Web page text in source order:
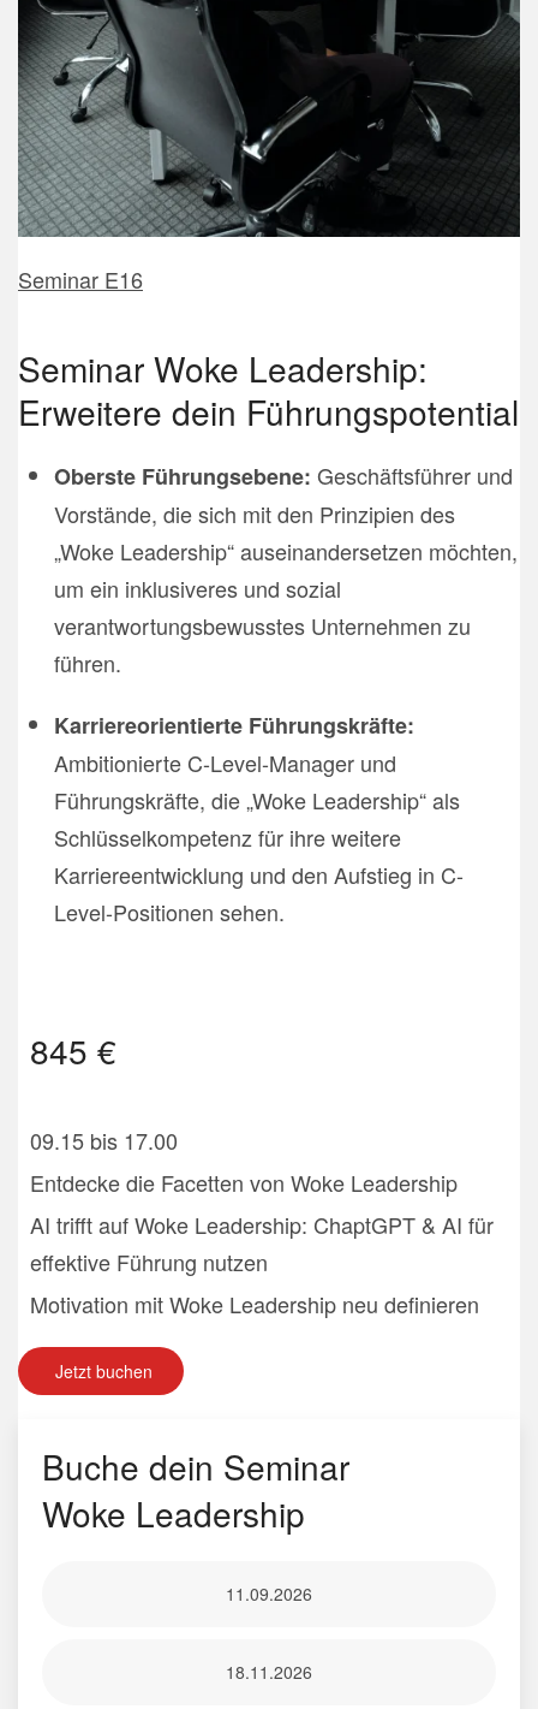
Seminar E16
Seminar Woke Leadership:
Erweitere dein Führungspotential
Oberste Führungsebene: Geschäftsführer und
Vorstände, die sich mit den Prinzipien des
„Woke Leadership“ auseinandersetzen möchten,
um ein inklusiveres und sozial
verantwortungsbewusstes Unternehmen zu
führen.
Karriereorientierte Führungskräfte:
Ambitionierte C-Level-Manager und
Führungskräfte, die „Woke Leadership“ als
Schlüsselkompetenz für ihre weitere
Karriereentwicklung und den Aufstieg in C-
Level-Positionen sehen.
845 €
09.15 bis 17.00
Entdecke die Facetten von Woke Leadership
AI trifft auf Woke Leadership: ChaptGPT & AI für
effektive Führung nutzen
Motivation mit Woke Leadership neu definieren
Jetzt buchen
Buche dein Seminar
Woke Leadership
11.09.2026
18.11.2026